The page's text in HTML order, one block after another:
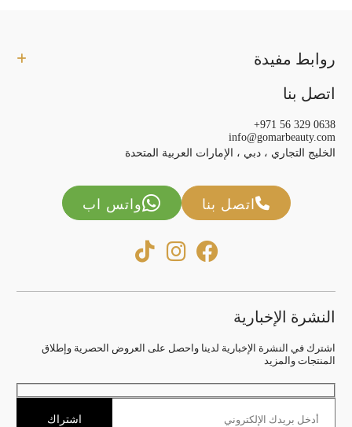
روابط مفيدة
اتصل بنا
+971 56 329 0638
info@gomarbeauty.com
الخليج التجاري ، دبي ، الإمارات العربية المتحدة
اتصل بنا واتس اب
النشرة الإخبارية
اشترك في النشرة الإخبارية لدينا واحصل على العروض الحصرية وإطلاق
المنتجات والمزيد
اشتراك